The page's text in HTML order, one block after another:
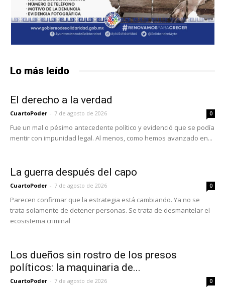
Lo más leído
El derecho a la verdad
CuartoPoder - 7 de agosto de 2026 0
Fue un mal o pésimo antecedente político y evidenció que se podía
mentir con impunidad legal. Al menos, como hemos avanzado en...
La guerra después del capo
CuartoPoder - 7 de agosto de 2026 0
Parecen confirmar que la estrategia está cambiando. Ya no se
trata solamente de detener personas. Se trata de desmantelar el
ecosistema criminal
Los dueños sin rostro de los presos
políticos: la maquinaria de...
CuartoPoder - 7 de agosto de 2026 0